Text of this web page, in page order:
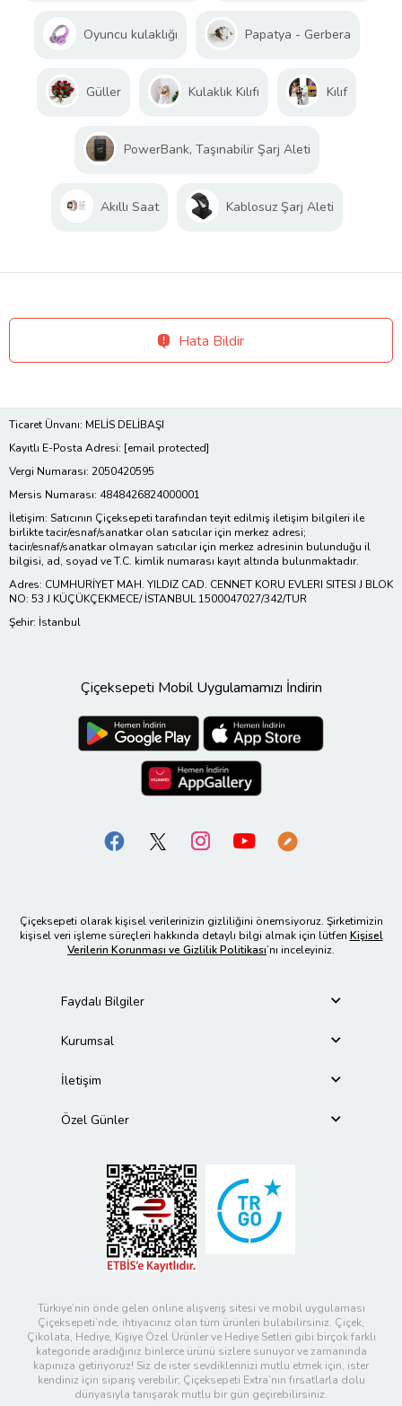
Oyuncu kulaklığı Papatya - Gerbera
Güller Kulaklık Kılıfı Kılıf
PowerBank, Taşınabilir Şarj Aleti
Akıllı Saat Kablosuz Şarj Aleti
Hata Bildir
Ticaret Ünvanı: MELİS DELİBAŞI
Kayıtlı E-Posta Adresi: [email protected]
Vergi Numarası: 2050420595
Mersis Numarası: 4848426824000001
İletişim: Satıcının Çiçeksepeti tarafından teyit edilmiş iletişim bilgileri ile
birlikte tacir/esnaf/sanatkar olan satıcılar için merkez adresi;
tacir/esnaf/sanatkar olmayan satıcılar için merkez adresinin bulunduğu il
bilgisi, ad, soyad ve T.C. kimlik numarası kayıt altında bulunmaktadır.
Adres: CUMHURİYET MAH. YILDIZ CAD. CENNET KORU EVLERI SITESI J BLOK
NO: 53 J KÜÇÜKÇEKMECE/ İSTANBUL 1500047027/342/TUR
Şehir: İstanbul
Çiçeksepeti Mobil Uygulamamızı İndirin
Çiçeksepeti olarak kişisel verilerinizin gizliliğini önemsiyoruz. Şirketimizin
kişisel veri işleme süreçleri hakkında detaylı bilgi almak için lütfen Kişisel
Verilerin Korunması ve Gizlilik Politikası’nı inceleyiniz.
Faydalı Bilgiler
Kurumsal
İletişim
Özel Günler
Türkiye’nin önde gelen online alışveriş sitesi ve mobil uygulaması
Çiçeksepeti’nde, ihtiyacınız olan tüm ürünleri bulabilirsiniz. Çiçek,
Çikolata, Hediye, Kişiye Özel Ürünler ve Hediye Setleri gibi birçok farklı
kategoride aradığınız binlerce ürünü sizlere sunuyor ve zamanında
kapınıza getiriyoruz! Siz de ister sevdiklerinizi mutlu etmek için, ister
kendiniz için sipariş verebilir; Çiçeksepeti Extra’nın fırsatlarla dolu
dünyasıyla tanışarak mutlu bir gün geçirebilirsiniz.